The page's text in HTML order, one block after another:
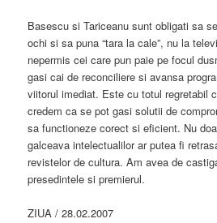
Basescu si Tariceanu sunt obligati sa
ochi si sa puna “tara la cale”, nu la
nepermis cei care pun paie pe focul
gasi cai de reconciliere si avansa
viitorul imediat. Este cu totul regretabil
credem ca se pot gasi solutii de
sa functioneze corect si eficient. Nu
galceava intelectualilor ar putea fi
revistelor de cultura. Am avea de
presedintele si premierul.
ZIUA / 28.02.2007